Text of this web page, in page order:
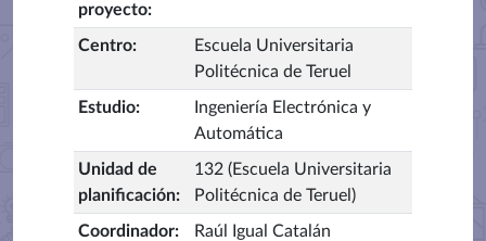
proyecto:
Centro:
Escuela Universitaria
Politécnica de Teruel
Estudio:
Ingeniería Electrónica y
Automática
Unidad de
planificación:
132 (Escuela Universitaria
Politécnica de Teruel)
Coordinador: Raúl Igual Catalán